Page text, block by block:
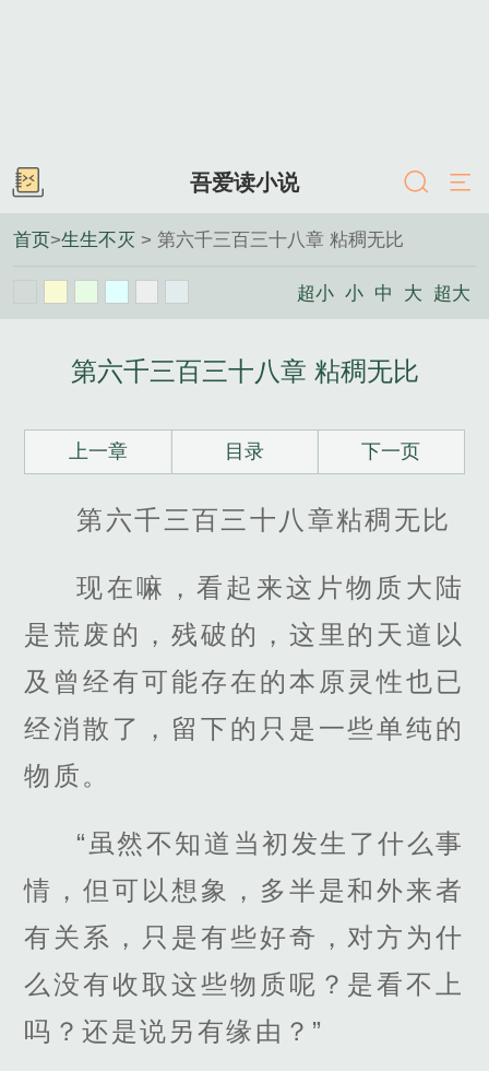
吾爱读小说
首页>生生不灭 > 第六千三百三十八章 粘稠无比
超小 小 中 大 超大
第六千三百三十八章 粘稠无比
上一章 目录 下一页
第六千三百三十八章粘稠无比
现在嘛，看起来这片物质大陆
是荒废的，残破的，这里的天道以
及曾经有可能存在的本原灵性也已
经消散了，留下的只是一些单纯的
物质。
“虽然不知道当初发生了什么事
情，但可以想象，多半是和外来者
有关系，只是有些好奇，对方为什
么没有收取这些物质呢？是看不上
吗？还是说另有缘由？”